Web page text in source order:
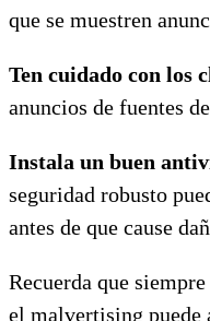
que se muestren
Ten cuidado con los
anuncios de fuentes
Instala un buen
seguridad robusto
antes de que cause
Recuerda que
el malvertising puede